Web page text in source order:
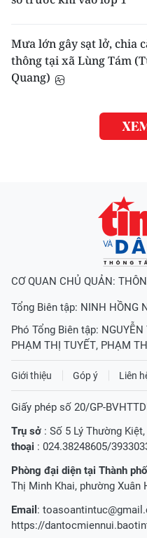
Mưa lớn gây sạt lở, chia
thông tại xã Lùng Tám
Quang)
CƠ QUAN CHỦ QUẢN:
Tổng Biên tập: NINH HỒNG
Phó Tổng Biên tập: NGUYỄN
PHẠM THỊ TUYẾT, PHẠM
Giới thiệu Góp ý Liên
Giấy phép số 20/GP-
Trụ sở : Số 5 Lý Thường
thoại : 024.38248605/
Phòng đại diện tại Thành
Thị Minh Khai, phường Xuân
Email :
https://